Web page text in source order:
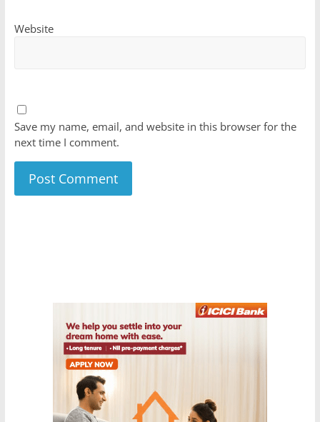
Website
Save my name, email, and website in this browser for the
next time I comment.